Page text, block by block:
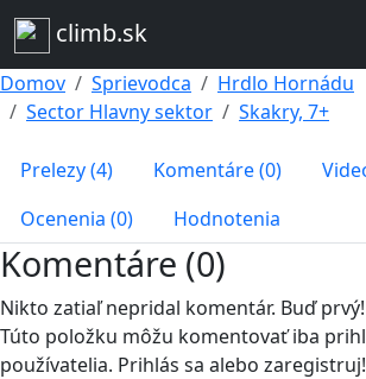
climb.sk
Domov Sprievodca
Hrdlo Hornádu
Sector Hlavny sektor
Skakry, 7+
Prelezy (4) Komentáre (0)
Ocenenia (0)
Hodnotenia
Komentáre (0)
Nikto zatiaľ nepridal komentár. Buď prvý!
Túto položku môžu komentovať iba
používatelia. Prihlás sa alebo zaregistruj!